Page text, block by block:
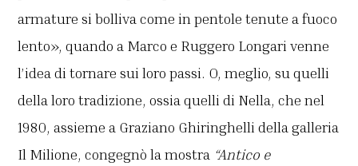
armature si bolliva come in pentole tenute a fuoco
lento», quando a Marco e Ruggero Longari venne
l’idea di tornare sui loro passi. O, meglio, su quelli
della loro tradizione, ossia quelli di Nella, che nel
1980, assieme a Graziano Ghiringhelli della galleria
Il Milione, congegnò la mostra “Antico e